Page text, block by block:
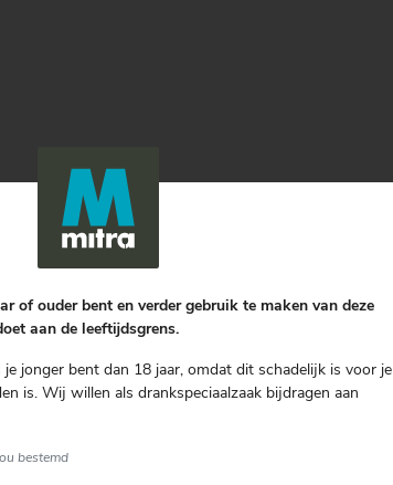
Gratis bezorgen
Nog geen reviews
Schrijf een review
of ouder bent en verder gebruik te maken van deze
aan de leeftijdsgrens.
jonger bent dan 18 jaar, omdat dit schadelijk is voor je
is. Wij willen als drankspeciaalzaak bijdragen aan
bestemd